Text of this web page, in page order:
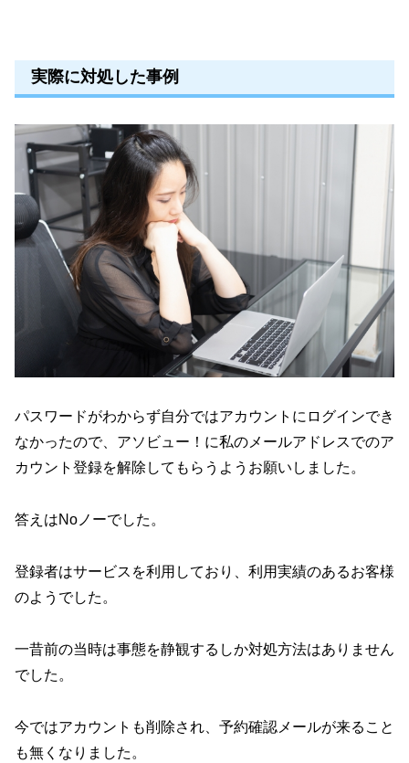
実際に対処した事例
パスワードがわからず自分ではアカウントにログインでき
なかったので、アソビュー！に私のメールアドレスでのア
カウント登録を解除してもらうようお願いしました。
答えはNoノーでした。
登録者はサービスを利用しており、利用実績のあるお客様
のようでした。
一昔前の当時は事態を静観するしか対処方法はありません
でした。
今ではアカウントも削除され、予約確認メールが来ること
も無くなりました。